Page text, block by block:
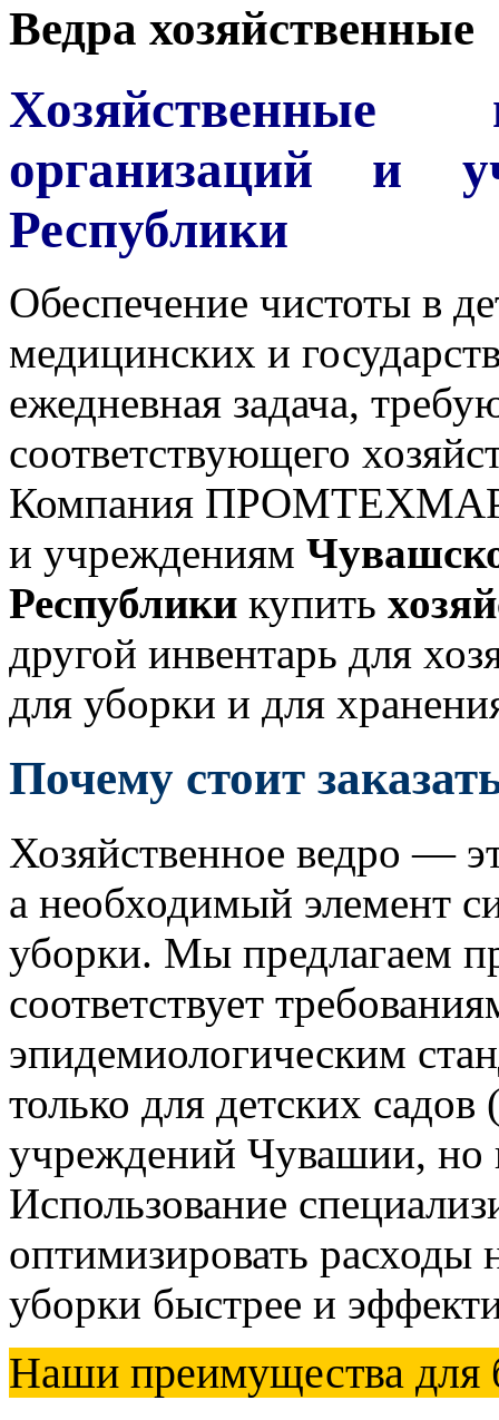
Ведра хозяйственные
организаций и
Республики
Обеспечение чистоты в
медицинских и
ежедневная задача,
соответствующего
Компания
и учреждениям
Республики купить
другой инвентарь для
для уборки и для
Почему стоит
Хозяйственное ведро —
а необходимый элемент
уборки. Мы предлагаем
соответствует
эпидемиологическим
только для детских
учреждений Чувашии, но
Использование
оптимизировать расходы
уборки быстрее и
Наши преимущества для